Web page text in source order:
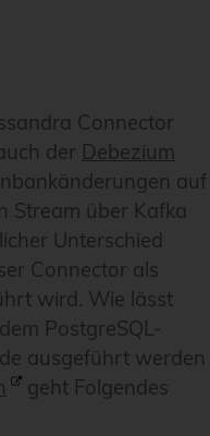
Connector
der Debezium
auf
Stream über Kafka
Unterschied
Connector als
wird. Wie lässt
PostgreSQL-
ausgeführt werden
geht Folgendes